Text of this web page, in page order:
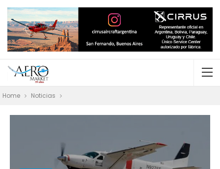
Home Noticias